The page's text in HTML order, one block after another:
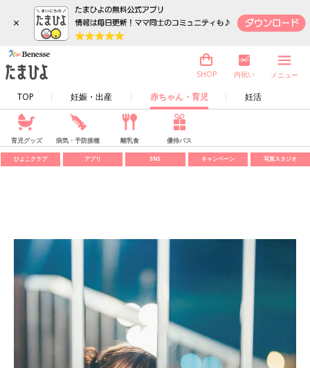
×
TOP 妊娠・出産 赤ちゃん・育児 妊活
SHOP 内祝い メニュー
育児グッズ 病気・予防接種 離乳食 優待パス
ひよこクラブ アプリ SNS キャンペーン 写真スタジオ